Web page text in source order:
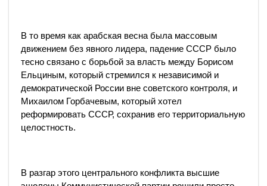
В то время как арабская весна была массовым
движением без явного лидера, падение СССР было
тесно связано с борьбой за власть между Борисом
Ельциным, который стремился к независимой и
демократической России вне советского контроля, и
Михаилом Горбачевым, который хотел
реформировать СССР, сохранив его территориальную
целостность.
В разгар этого центрального конфликта высшие